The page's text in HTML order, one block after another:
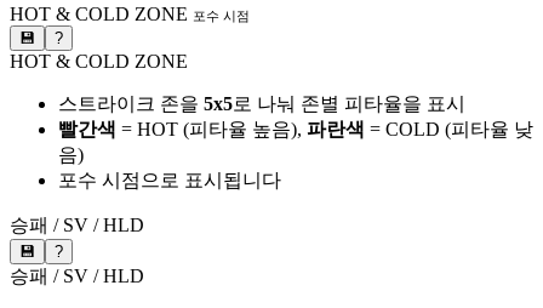
HOT & COLD ZONE 포수 시점
💾 ?
HOT & COLD ZONE
스트라이크 존을 5x5로 나눠 존별 피타율을 표시
빨간색 = HOT (피타율 높음), 파란색 = COLD (피타율 낮
음)
포수 시점으로 표시됩니다
승패 / SV / HLD
💾 ?
승패 / SV / HLD